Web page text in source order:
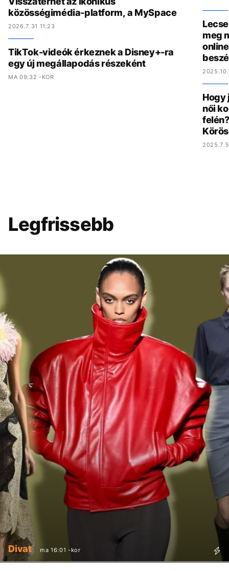
közösségimédia-platform, a MySpace
2026.7.31 11:23
TikTok-videók érkeznek a Disney+-ra
egy új megállapodás részeként
MA 09:32 -KOR
meg
Hogy
női
Legfrissebb
Divat ma 16:01 -kor